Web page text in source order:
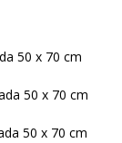
50 x 70 cm
50 x 70 cm
50 x 70 cm